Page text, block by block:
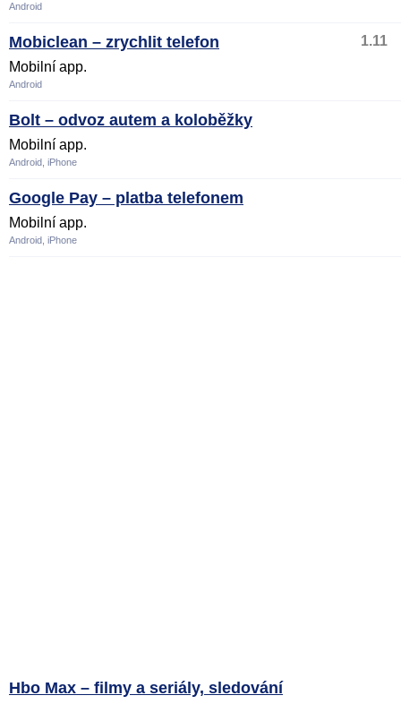
Android
Mobiclean – zrychlit telefon
1.11
Mobilní app.
Android
Bolt – odvoz autem a koloběžky
Mobilní app.
Android, iPhone
Google Pay – platba telefonem
Mobilní app.
Android, iPhone
Hbo Max – filmy a seriály, sledování